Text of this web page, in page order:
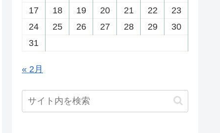
17
18 19 20 21 22
23
24
25 26 27 28 29
30
31
« 2月